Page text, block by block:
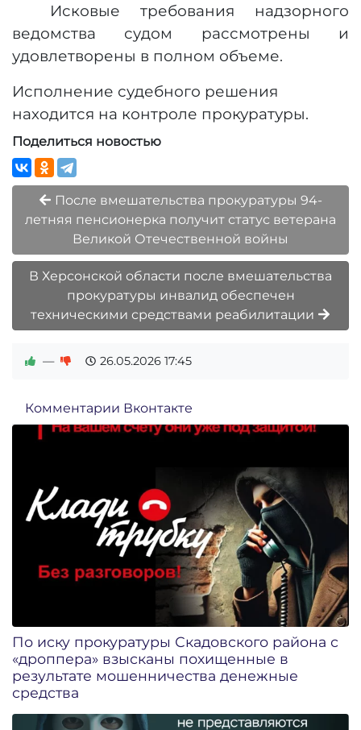
Исковые требования надзорного
ведомства судом рассмотрены и
удовлетворены в полном объеме.
Исполнение судебного решения
находится на контроле прокуратуры.
Поделиться новостью
После вмешательства прокуратуры 94-
летняя пенсионерка получит статус ветерана
Великой Отечественной войны
В Херсонской области после вмешательства
прокуратуры инвалид обеспечен
техническими средствами реабилитации
— 26.05.2026 17:45
Комментарии Вконтакте
По иску прокуратуры Скадовского района с
«дроппера» взысканы похищенные в
результате мошенничества денежные
средства